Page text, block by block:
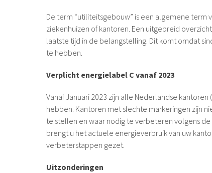
De term “utiliteitsgebouw” is een algemene
ziekenhuizen of kantoren. Een uitgebreid
laatste tijd in de belangstelling. Dit komt omdat
te hebben.
Verplicht energielabel C vanaf 2023
Vanaf Januari 2023 zijn alle Nederlandse
hebben. Kantoren met slechte markeringen zijn
te stellen en waar nodig te verbeteren volgens de
brengt u het actuele energieverbruik van uw
verbeterstappen gezet.
Uitzonderingen